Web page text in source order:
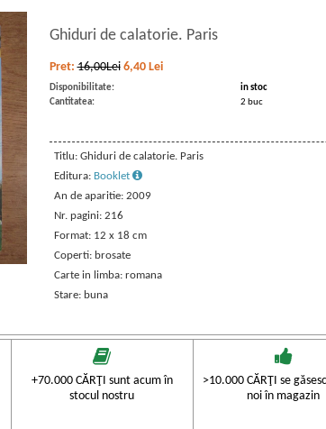
Ghiduri de calatorie. Paris
Pret:16,00Lei 6,40 Lei
Disponibilitate:
in stoc
Cantitatea:
2 buc
Titlu: Ghiduri de calatorie. Paris
Editura: Booklet
An de aparitie: 2009
Nr. pagini: 216
Format: 12 x 18 cm
Coperti: brosate
Carte in limba: romana
Stare: buna
+70.000 CĂRŢI sunt acum în
stocul nostru
>10.000 CĂRŢI se
noi în magazin